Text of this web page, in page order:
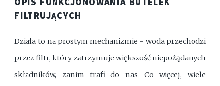
OPIS FUNKCJONOWANIA BUTELEK
FILTRUJĄCYCH
Działa to na prostym mechanizmie - woda przechodzi
przez filtr, który zatrzymuje większość niepożądanych
składników, zanim trafi do nas. Co więcej, wiele